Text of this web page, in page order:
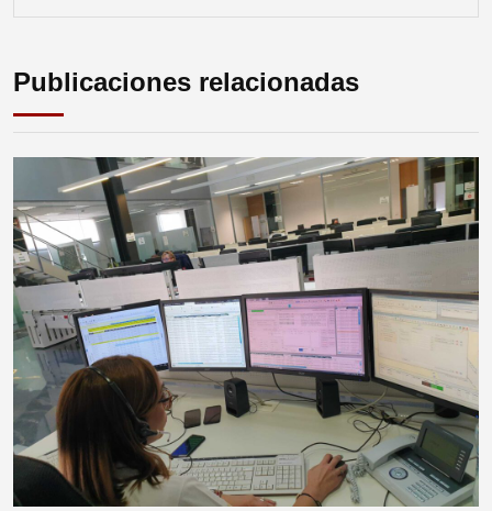
Publicaciones relacionadas